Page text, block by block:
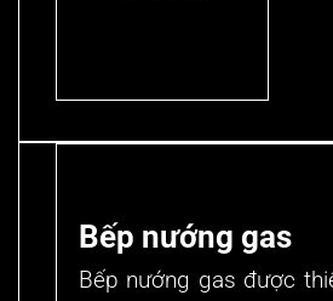
Bếp nướng gas
Bếp nướng gas được